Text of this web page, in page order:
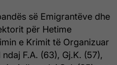
së Emigrantëve dhe
për Hetime
e Krimit të Organizuar
F.A. (63), Gj.K. (57),